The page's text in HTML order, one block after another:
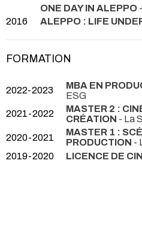
ONE DAY IN ALEPPO
2016
ALEPPO : LIFE
FORMATION
2022-2023 MBA EN
ESG
2021-2022
MASTER 2 :
CRÉATION - La
2020-2021
MASTER 1 :
PRODUCTION -
2019-2020
LICENCE DE